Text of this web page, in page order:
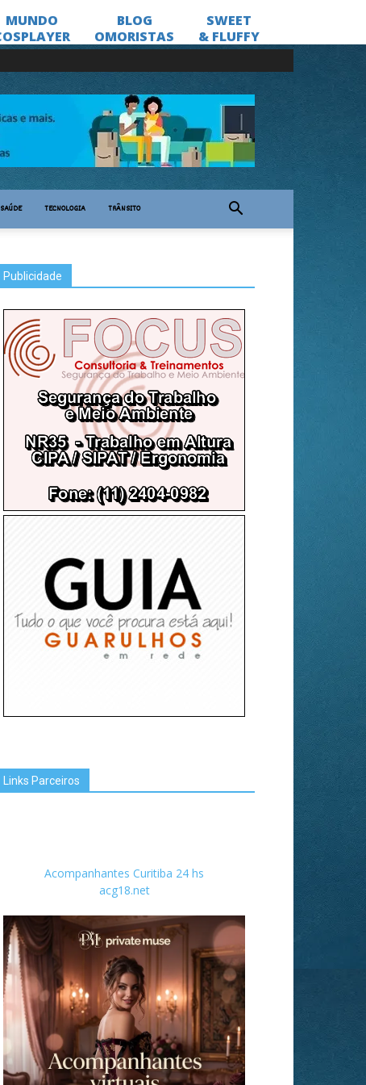
SAÚDE TECNOLOGIA TRÂNSITO
Publicidade
Links Parceiros
Acompanhantes Curitiba 24 hs
acg18.net